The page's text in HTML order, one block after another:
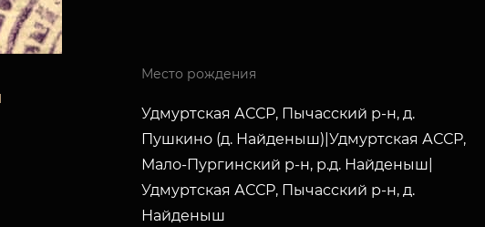
Место рождения
Удмуртская АССР, Пычасский р-н, д.
Пушкино (д. Найденыш)|Удмуртская АССР,
Мало-Пургинский р-н, р.д. Найденыш|
Удмуртская АССР, Пычасский р-н, д.
Найденыш